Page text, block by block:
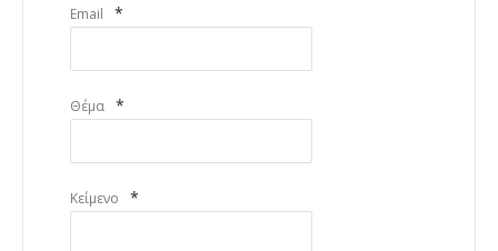
Email *
Θέμα *
Κείμενο *